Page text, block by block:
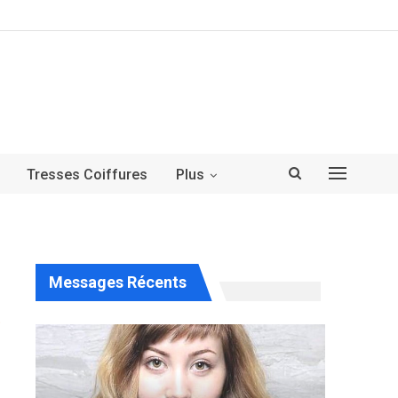
Tresses Coiffures Plus
Messages Récents